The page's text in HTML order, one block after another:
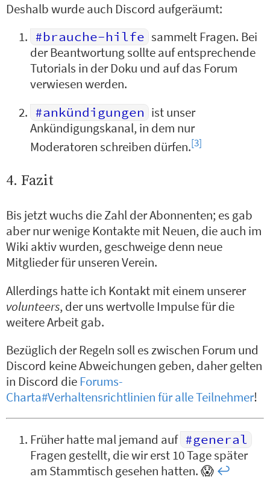
Deshalb wurde auch Discord aufgeräumt:
#brauche-hilfe sammelt Fragen. Bei
der Beantwortung sollte auf entsprechende
Tutorials in der Doku und auf das Forum
verwiesen werden.
#ankündigungen ist unser
Ankündigungskanal, in dem nur
Moderatoren schreiben dürfen.[3]
4. Fazit
Bis jetzt wuchs die Zahl der Abonnenten; es gab
aber nur wenige Kontakte mit Neuen, die auch im
Wiki aktiv wurden, geschweige denn neue
Mitglieder für unseren Verein.
Allerdings hatte ich Kontakt mit einem unserer
volunteers, der uns wertvolle Impulse für die
weitere Arbeit gab.
Bezüglich der Regeln soll es zwischen Forum und
Discord keine Abweichungen geben, daher gelten
in Discord die Forums-
Charta#Verhaltensrichtlinien für alle Teilnehmer!
Früher hatte mal jemand auf #general
Fragen gestellt, die wir erst 10 Tage später
am Stammtisch gesehen hatten. 😱 ↩︎